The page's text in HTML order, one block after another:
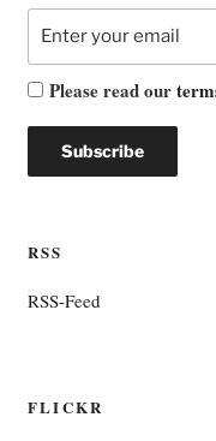
Please read our
RSS
RSS-Feed
FLICKR